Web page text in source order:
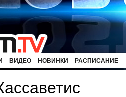
ВИДЕО НОВИНКИ РАСПИСАНИЕ